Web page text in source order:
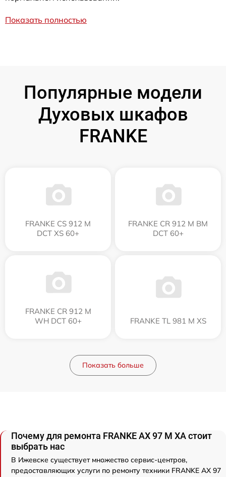
Показать полностью
Популярные модели
Духовых шкафов
FRANKE
FRANKE CS 912 M
DCT XS 60+
FRANKE CR 912 M BM
DCT 60+
FRANKE CR 912 M
WH DCT 60+
FRANKE TL 981 M XS
Показать больше
Почему для ремонта FRANKE AX 97 M XA стоит
выбрать нас
В Ижевске существует множество сервис-центров,
предоставляющих услуги по ремонту техники FRANKE AX 97